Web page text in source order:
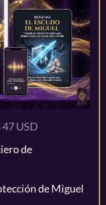
47 USD
de
de Miguel